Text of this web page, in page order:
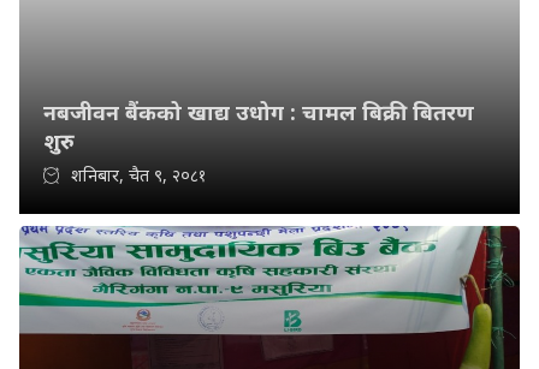
नबजीवन बैंकको खाद्य उधोग : चामल बिक्री बितरण
शुरु
शनिबार, चैत ९, २०८१